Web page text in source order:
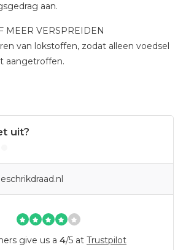
aan.
MEER VERSPREIDEN
van lokstoffen, zodat alleen voedsel
aangetroffen.
uit?
give us a 4/5 at Trustpilot